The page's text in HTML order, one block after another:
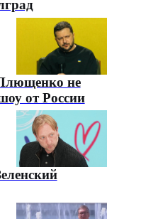
не
от России